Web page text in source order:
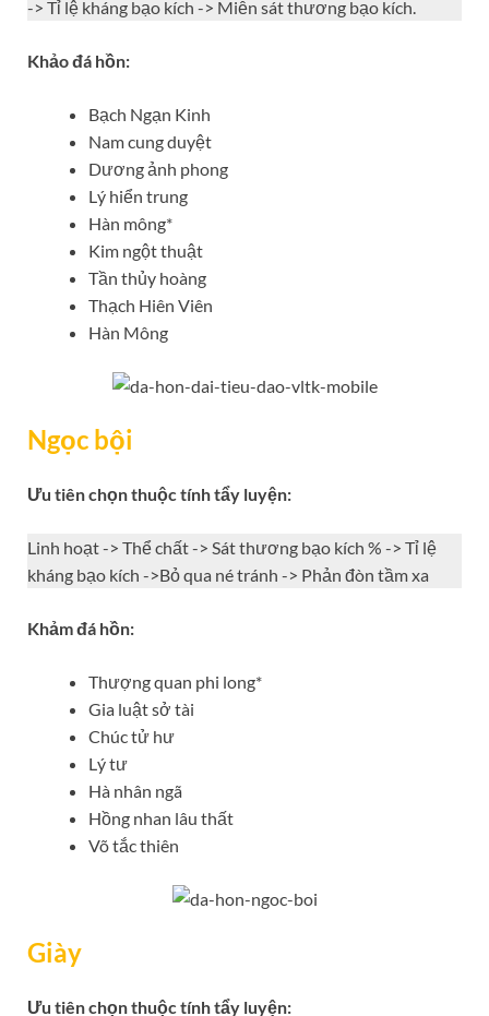
-> Tỉ lệ kháng bạo kích -> Miễn sát thương bạo kích.
Khảo đá hồn:
Bạch Ngạn Kinh
Nam cung duyệt
Dương ảnh phong
Lý hiển trung
Hàn mông*
Kim ngột thuật
Tần thủy hoàng
Thạch Hiên Viên
Hàn Mông
Ngọc bội
Ưu tiên chọn thuộc tính tẩy luyện:
Linh hoạt -> Thể chất -> Sát thương bạo kích % -> Tỉ lệ
kháng bạo kích ->Bỏ qua né tránh -> Phản đòn tầm xa
Khảm đá hồn:
Thượng quan phi long*
Gia luật sở tài
Chúc tử hư
Lý tư
Hà nhân ngã
Hồng nhan lâu thất
Võ tắc thiên
Giày
Ưu tiên chọn thuộc tínhtẩy luyện: